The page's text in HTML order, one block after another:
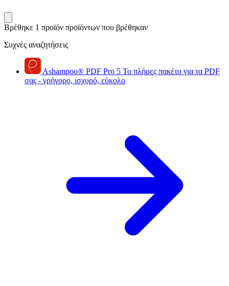
Βρέθηκε 1 προϊόν προϊόντων που βρέθηκαν
Συχνές αναζητήσεις
Ashampoo® PDF Pro 5 Το πλήρες πακέτο για τα PDF
σας - γρήγορο, ισχυρό, εύκολο